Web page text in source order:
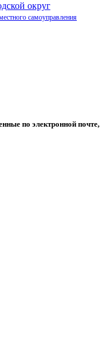
округ
самоуправления
по электронной почте,